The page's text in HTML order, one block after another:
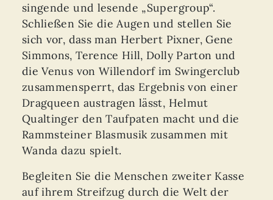
singende und lesende „Supergroup“.
Schließen Sie die Augen und stellen Sie
sich vor, dass man Herbert Pixner, Gene
Simmons, Terence Hill, Dolly Parton und
die Venus von Willendorf im Swingerclub
zusammensperrt, das Ergebnis von einer
Dragqueen austragen lässt, Helmut
Qualtinger den Taufpaten macht und die
Rammsteiner Blasmusik zusammen mit
Wanda dazu spielt.
Begleiten Sie die Menschen zweiter Kasse
auf ihrem Streifzug durch die Welt der